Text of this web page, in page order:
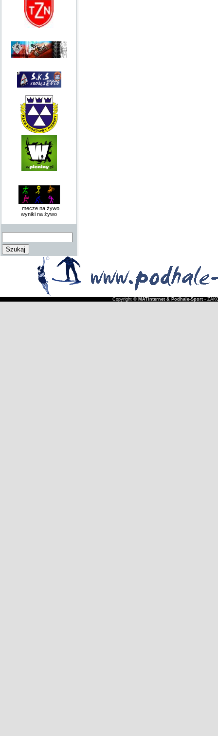
mecze na żywo
wyniki na żywo
Copyright © MATinternet & Podhale-Sport-